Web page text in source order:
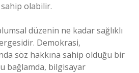
olabilir.
düzenin ne kadar sağlıklı
Demokrasi,
söz hakkına sahip olduğu bir
bağlamda, bilgisayar